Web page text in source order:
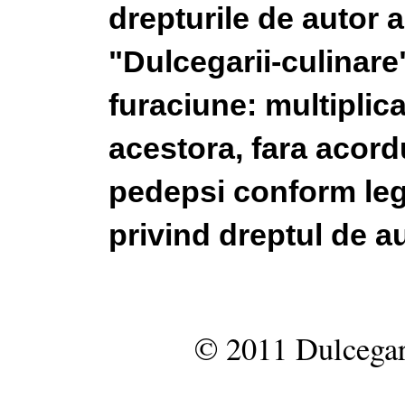
drepturile de autor
"Dulcegarii-
furaciune:
acestora, fara
pedepsi conform
privind dreptul de
© 2011